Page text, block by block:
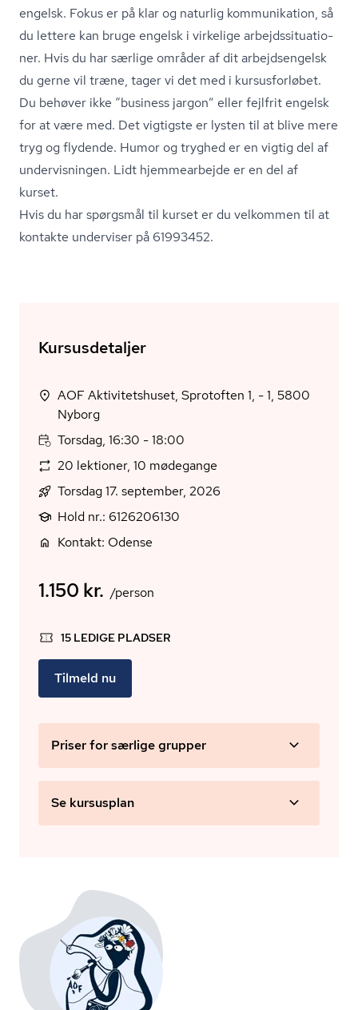
engelsk. Fokus er på klar og naturlig kommunikation, så
du lettere kan bruge engelsk i virkelige ar­bejds­si­tu­a­tio­
ner. Hvis du har særlige områder af dit arbejdsengelsk
du gerne vil træne, tager vi det med i kursusforløbet.
Du behøver ikke “business jargon” eller fejlfrit engelsk
for at være med. Det vigtigste er lysten til at blive mere
tryg og flydende. Humor og tryghed er en vigtig del af
undervisningen. Lidt hjemmearbejde er en del af
kurset.
Hvis du har spørgsmål til kurset er du velkommen til at
kontakte underviser på 61993452.
Kursusdetaljer
AOF Aktivitetshuset, Sprotoften 1, - 1, 5800
Nyborg
Torsdag, 16:30 - 18:00
20 lektioner, 10 mødegange
Torsdag 17. september, 2026
Hold nr.: 6126206130
Kontakt: Odense
1.150 kr. /person
15 LEDIGE PLADSER
Tilmeld nu
Priser for særlige grupper
Se kursusplan